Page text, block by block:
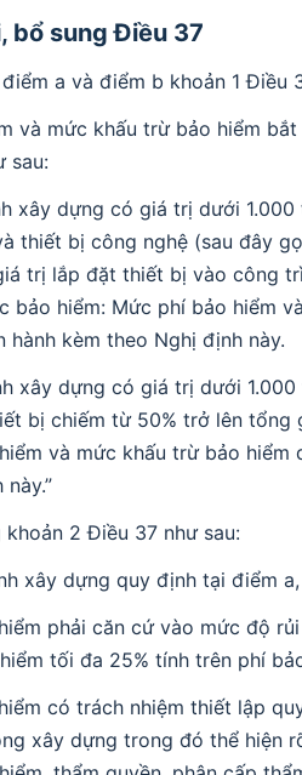
bổ sung Điều 37
a và điểm b khoản 1 Điều
và mức khấu trừ bảo hiểm
sau:
xây dựng có giá trị dưới
thiết bị công nghệ (sau đây
trị lắp đặt thiết bị vào công
bảo hiểm: Mức phí bảo hiểm
hành kèm theo Nghị định này.
xây dựng có giá trị dưới
bị chiếm từ 50% trở lên
và mức khấu trừ bảo hiểm
2 Điều 37 như sau:
xây dựng quy định tại điểm
phải căn cứ vào mức độ
tối đa 25% tính trên phí
có trách nhiệm thiết lập
xây dựng trong đó thể hiện